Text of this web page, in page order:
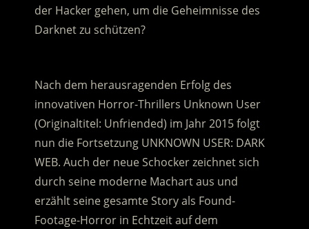
der Hacker gehen, um die Geheimnisse des
Darknet zu schützen?
Nach dem herausragenden Erfolg des
innovativen Horror-Thrillers Unknown User
(Originaltitel: Unfriended) im Jahr 2015 folgt
nun die Fortsetzung UNKNOWN USER: DARK
WEB. Auch der neue Schocker zeichnet sich
durch seine moderne Machart aus und
erzählt seine gesamte Story als Found-
Footage-Horror in Echtzeit auf dem